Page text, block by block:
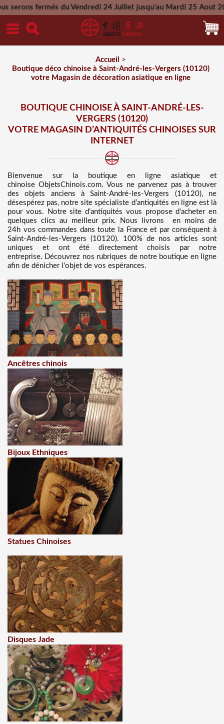
du Vendredi 24 Juillet jusqu'au Mardi 25 Aout 2026 -
Mercredi 26 Aout 2026
Accueil
>
Boutique déco chinoise à Saint-André-les-Vergers (10120)
votre Magasin de décoration asiatique en ligne
BOUTIQUE CHINOISE À SAINT-ANDRÉ-LES-
VERGERS (10120)
VOTRE MAGASIN D’ANTIQUITÉS CHINOISES SUR
INTERNET
Bienvenue sur
la boutique en ligne asiatique et
chinoise ObjetsChinois.com. Vous ne parvenez pas à trouver
desobjets anciens à Saint-André-les-Vergers (10120), ne
désespérez pas, notre site spécialiste d’antiquités en ligne est là
pour vous. Notre site d’antiquités vous propose d'acheter en
quelques clics au meilleur prix. Nous
livrons en moins de
24h vos commandes dans toute la France et par conséquent à
Saint-André-les-Vergers (10120). 100% de nos articles sont
uniques et ont été directement choisis par notre
entreprise. Découvrez nos rubriques de notre boutique en ligne
afin de dénicher l'objet de vos espérances.
Ancêtres chinois
Bijoux Ethniques
Statues Chinoises
Disques Jade